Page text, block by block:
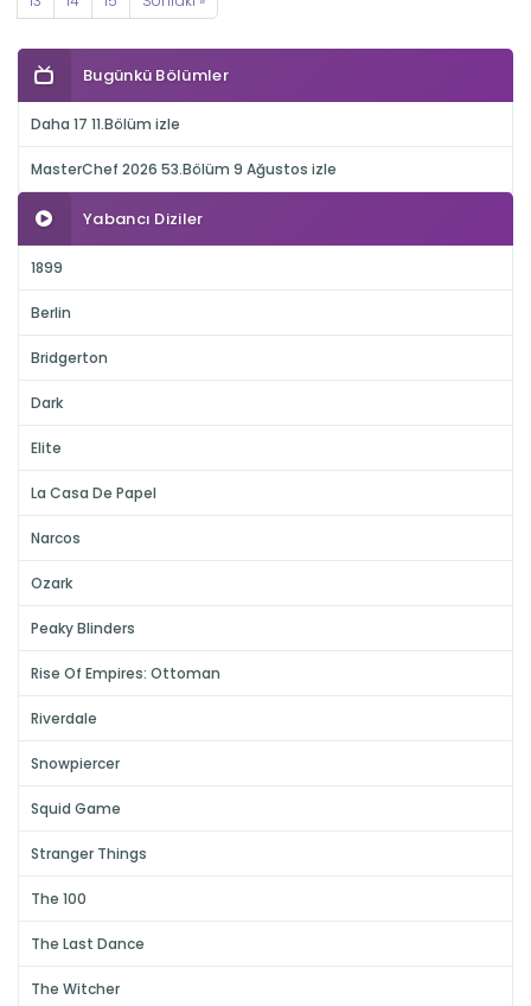
Bugünkü Bölümler
Daha 17 11.Bölüm izle
MasterChef 2026 53.Bölüm 9 Ağustos izle
Yabancı Diziler
1899
Berlin
Bridgerton
Dark
Elite
La Casa De Papel
Narcos
Ozark
Peaky Blinders
Rise Of Empires: Ottoman
Riverdale
Snowpiercer
Squid Game
Stranger Things
The 100
The Last Dance
The Witcher